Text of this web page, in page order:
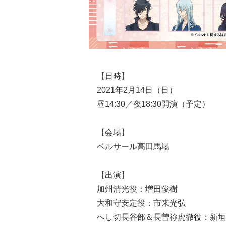
【日時】
2021年2月14日（日）
昼14:30／夜18:30開演（予定）
【会場】
ベルサール高田馬場
【出演】
加州清光役：増田俊樹
大和守安定役：市来光弘
へし切長谷部＆長曽祢虎徹役：新